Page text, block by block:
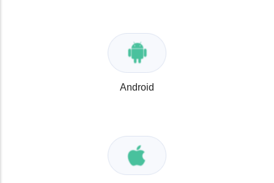
Android